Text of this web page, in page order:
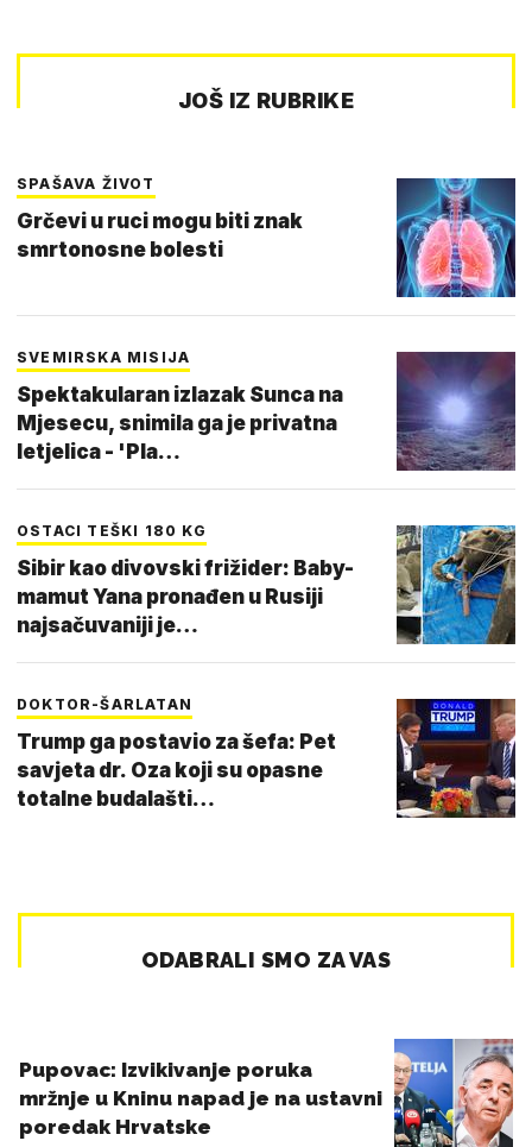
JOŠ IZ RUBRIKE
SPAŠAVA ŽIVOT
Grčevi u ruci mogu biti znak
smrtonosne bolesti
SVEMIRSKA MISIJA
Spektakularan izlazak Sunca na
Mjesecu, snimila ga je privatna
letjelica - 'Pla…
OSTACI TEŠKI 180 KG
Sibir kao divovski frižider: Baby-
mamut Yana pronađen u Rusiji
najsačuvaniji je…
DOKTOR-ŠARLATAN
Trump ga postavio za šefa: Pet
savjeta dr. Oza koji su opasne
totalne budalašti…